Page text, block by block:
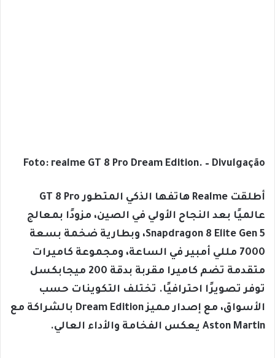
Foto: realme GT 8 Pro Dream Edition. – Divulgação
أطلقت Realme هاتفها الذكي المتطور GT 8 Pro
عالميًا بعد النجاح الأولي في الصين، مزودًا بمعالج
Snapdragon 8 Elite Gen 5، وبطارية ضخمة بسعة
7000 مللي أمبير في الساعة، ومجموعة كاميرات
متقدمة تضم كاميرا مقربة بدقة 200 ميجابكسل
توفر تصويرًا احترافيًا. تختلف التكوينات حسب
الأسواق، مع إصدار مميز Dream Edition بالشراكة مع
Aston Martin يعكس الفخامة والأداء العالي.